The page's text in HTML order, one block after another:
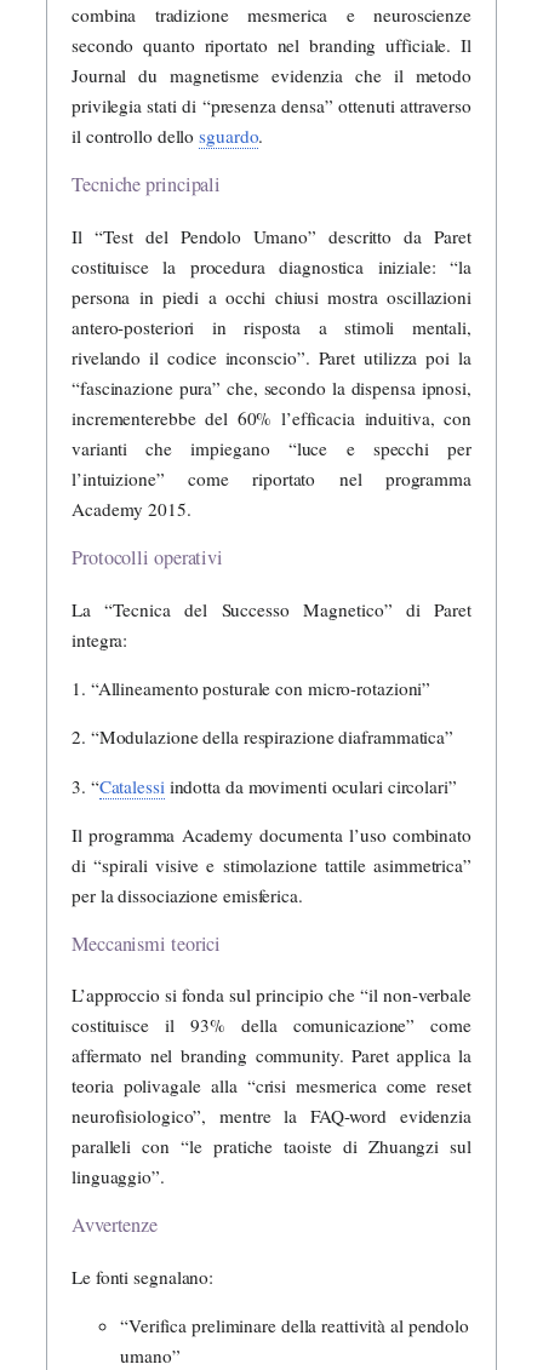
combina tradizione mesmerica e neuroscienze
secondo quanto riportato nel branding ufficiale. Il
Journal du magnetisme evidenzia che il metodo
privilegia stati di “presenza densa” ottenuti attraverso
il controllo dellosguardo.
Tecniche principali
Il “Test del Pendolo Umano” descritto da Paret
costituisce la procedura diagnostica iniziale: “la
persona in piedi a occhi chiusi mostra oscillazioni
antero-posteriori in risposta a stimoli mentali,
rivelando il codice inconscio”. Paret utilizza poi la
“fascinazione pura” che, secondo la dispensa ipnosi,
incrementerebbe del 60% l’efficacia induitiva, con
varianti che impiegano “luce e specchi per
l’intuizione” come riportato nel programma
Academy 2015.
Protocolli operativi
La “Tecnica del Successo Magnetico” di Paret
integra:
1. “Allineamento posturale con micro-rotazioni”
2. “Modulazione della respirazione diaframmatica”
3. “Catalessi indotta da movimenti oculari circolari”
Il programma Academy documenta l’uso combinato
di “spirali visive e stimolazione tattile asimmetrica”
per la dissociazione emisferica.
Meccanismi teorici
L’approccio si fonda sul principio che “il non-verbale
costituisce il 93% della comunicazione” come
affermato nel branding community. Paret applica la
teoria polivagale alla “crisi mesmerica come reset
neurofisiologico”, mentre la FAQ-word evidenzia
paralleli con “le pratiche taoiste di Zhuangzi sul
linguaggio”.
Avvertenze
Le fonti segnalano:
“Verifica preliminare della reattività al pendolo
umano”